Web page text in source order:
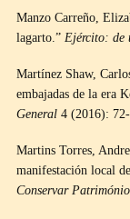
Manzo Carreño,
lagarto.” Ejército: de
Martínez Shaw,
embajadas de la era
General 4 (2016):
Martins Torres,
manifestación local
Conservar Património